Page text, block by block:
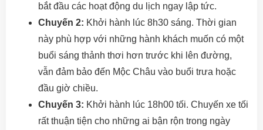
bắt đầu các hoạt động du lịch ngay lập tức.
Chuyến 2: Khởi hành lúc 8h30 sáng. Thời gian
này phù hợp với những hành khách muốn có một
buổi sáng thảnh thơi hơn trước khi lên đường,
vẫn đảm bảo đến Mộc Châu vào buổi trưa hoặc
đầu giờ chiều.
Chuyến 3: Khởi hành lúc 18h00 tối. Chuyến xe tối
rất thuận tiện cho những ai bận rộn trong ngày